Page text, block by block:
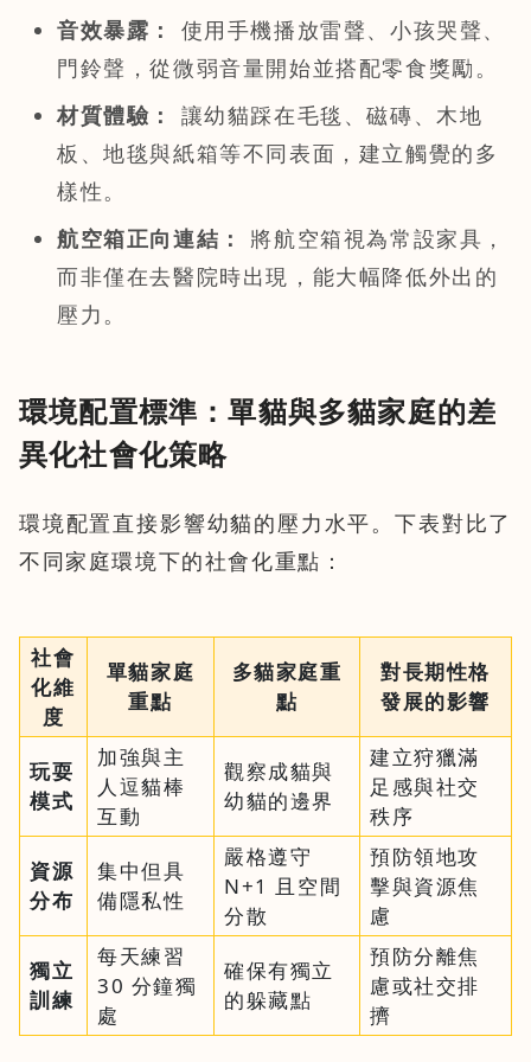
音效暴露：
使用手機播放雷聲、小孩哭聲、
門鈴聲，從微弱音量開始並搭配零食獎勵。
材質體驗：
讓幼貓踩在毛毯、磁磚、木地
板、地毯與紙箱等不同表面，建立觸覺的多
樣性。
航空箱正向連結：
將航空箱視為常設家具，
而非僅在去醫院時出現，能大幅降低外出的
壓力。
環境配置標準：單貓與多貓家庭的差
異化社會化策略
環境配置直接影響幼貓的壓力水平。下表對比了
不同家庭環境下的社會化重點：
社會
化維
度
單貓家庭
重點
多貓家庭重
點
對長期性格
發展的影響
玩耍
模式
加強與主
人逗貓棒
互動
觀察成貓與
幼貓的邊界
建立狩獵滿
足感與社交
秩序
資源
分布
集中但具
備隱私性
嚴格遵守
N+1 且空間
分散
預防領地攻
擊與資源焦
慮
獨立
訓練
每天練習
30 分鐘獨
處
確保有獨立
的躲藏點
預防分離焦
慮或社交排
擠